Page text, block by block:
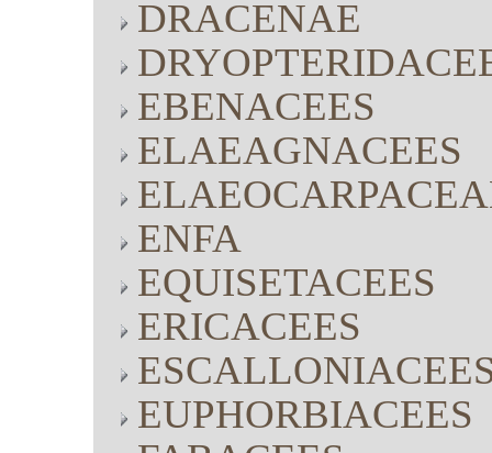
DRACENAE
EBENACEES
ELAEAGNACEES
ENFA
EQUISETACEES
ERICACEES
EUPHORBIACEES